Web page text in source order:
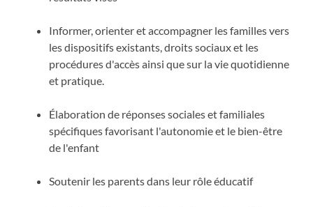
Informer, orienter et accompagner les familles vers
les dispositifs existants, droits sociaux et les
procédures d'accès ainsi que sur la vie quotidienne
et pratique.
Élaboration de réponses sociales et familiales
spécifiques favorisant l'autonomie et le bien-être
de l'enfant
Soutenir les parents dans leur rôle éducatif